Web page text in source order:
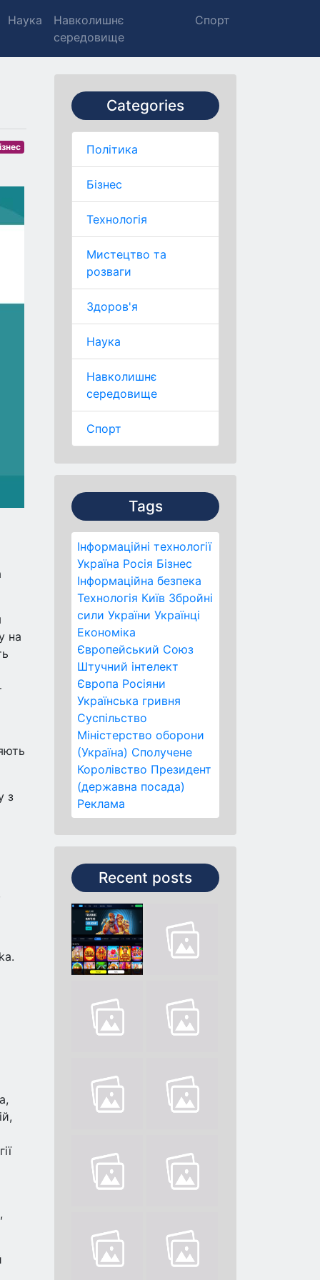
Наука
Навколишнє
середовище
Спорт
Categories
Політика
Бізнес
Технологія
Мистецтво та
розваги
Здоров'я
Наука
Навколишнє
середовище
Спорт
Tags
Інформаційні технології
Україна Росія Бізнес
Інформаційна безпека
Технологія Київ Збройні
сили України Українці
Економіка
Європейський Союз
Штучний інтелект
Європа Росіяни
Українська гривня
Суспільство
Міністерство оборони
(Україна) Сполучене
Королівство Президент
(державна посада)
Реклама
Recent posts
на
з